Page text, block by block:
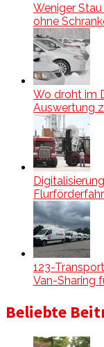
Weniger
ohne
Wo droht im
Auswertung
123-
Van-Sharing
Beliebte